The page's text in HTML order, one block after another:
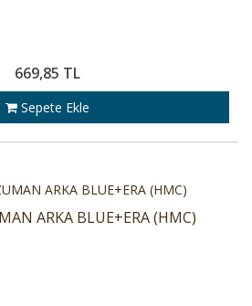
669,85 TL
Sepete Ekle
ARKA BLUE+ERA (HMC)